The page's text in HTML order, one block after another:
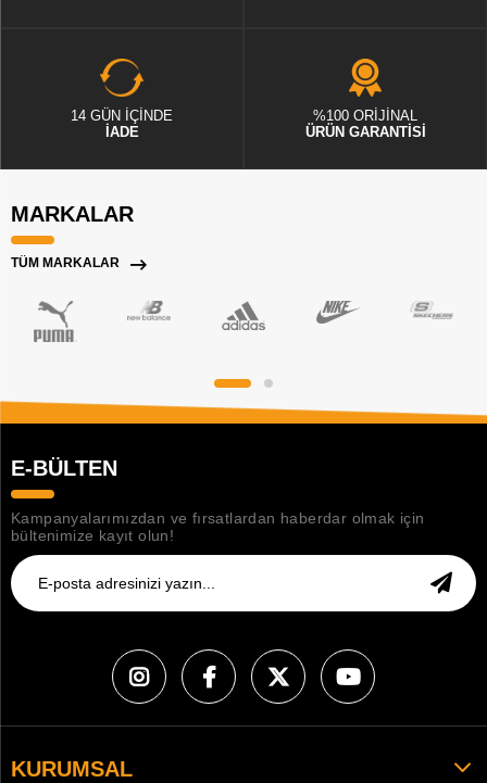
14 GÜN İÇİNDE
İADE
%100 ORİJİNAL
ÜRÜN GARANTİSİ
MARKALAR
TÜM MARKALAR
E-BÜLTEN
Kampanyalarımızdan ve fırsatlardan haberdar olmak için
bültenimize kayıt olun!
KURUMSAL